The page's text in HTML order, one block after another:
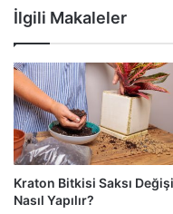
İlgili Makaleler
Kraton Bitkisi Saksı
Nasıl Yapılır?